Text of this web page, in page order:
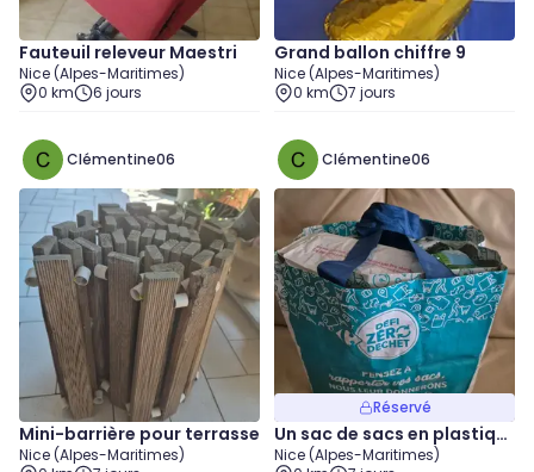
Fauteuil releveur Maestri
Nice (Alpes-Maritimes)
0 km
6 jours
Grand ballon chiffre 9
Nice (Alpes-Maritimes)
0 km
7 jours
Clémentine06
Mini-barrière pour terrasse
Nice (Alpes-Maritimes)
Clémentine06
Réservé
Un sac de sacs en plastiqu
e divers
Nice (Alpes-Maritimes)